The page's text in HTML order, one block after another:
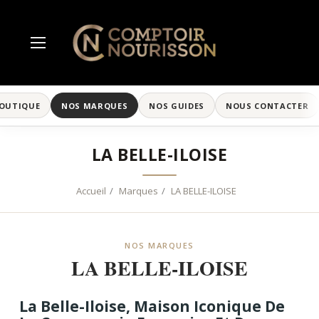
NOS MARQUES NOS GUIDES NOUS CONTACTER
LA BELLE-ILOISE
Accueil Marques LA BELLE-ILOISE
NOS MARQUES
LA BELLE-ILOISE
La Belle-Iloise, Maison Iconique De